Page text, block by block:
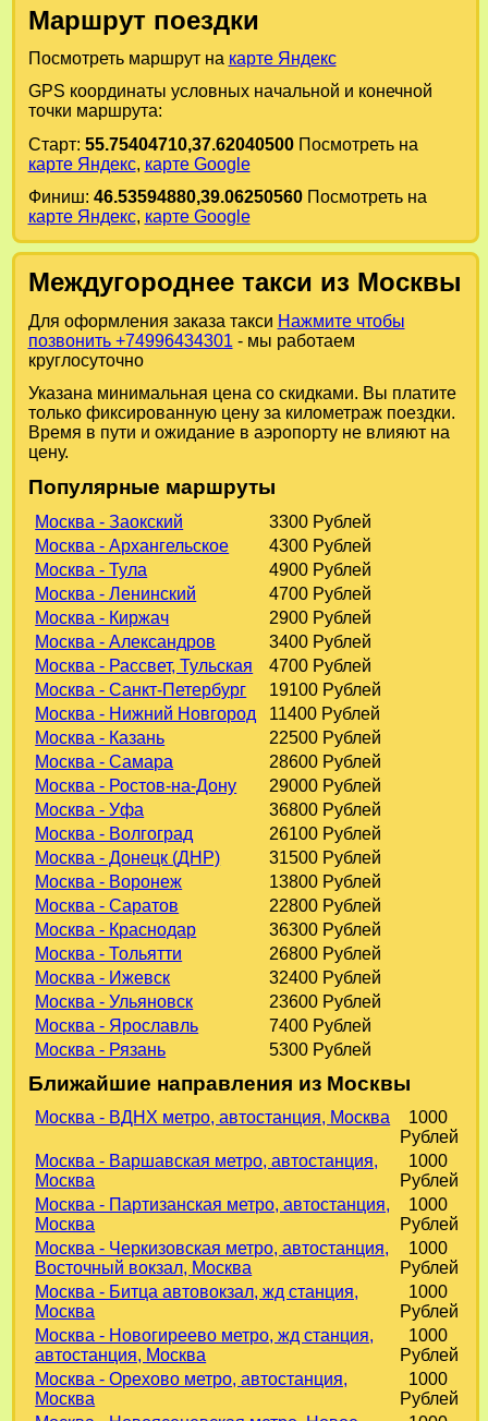
Маршрут поездки
Посмотреть маршрут на карте Яндекс
GPS координаты условных начальной и конечной
точки маршрута:
Старт: 55.75404710,37.62040500Посмотреть на
карте Яндекс, карте Google
Финиш: 46.53594880,39.06250560Посмотреть на
карте Яндекс, карте Google
Междугороднее такси из Москвы
Для оформления заказа такси Нажмите чтобы
позвонить +74996434301 - мы работаем
круглосуточно
Указана минимальная цена со скидками. Вы платите
только фиксированную цену за километраж поездки.
Время в пути и ожидание в аэропорту не влияют на
цену.
Популярные маршруты
Москва - Заокский
3300 Рублей
Москва - Архангельское
4300 Рублей
Москва - Тула
4900 Рублей
Москва - Ленинский
4700 Рублей
Москва - Киржач
2900 Рублей
Москва - Александров
3400 Рублей
Москва - Рассвет, Тульская
4700 Рублей
Москва - Санкт-Петербург
19100 Рублей
Москва - Нижний Новгород
11400 Рублей
Москва - Казань
22500 Рублей
Москва - Самара
28600 Рублей
Москва - Ростов-на-Дону
29000 Рублей
Москва - Уфа
36800 Рублей
Москва - Волгоград
26100 Рублей
Москва - Донецк (ДНР)
31500 Рублей
Москва - Воронеж
13800 Рублей
Москва - Саратов
22800 Рублей
Москва - Краснодар
36300 Рублей
Москва - Тольятти
26800 Рублей
Москва - Ижевск
32400 Рублей
Москва - Ульяновск
23600 Рублей
Москва - Ярославль
7400 Рублей
Москва - Рязань
5300 Рублей
Ближайшие направления из Москвы
Москва - ВДНХ метро, автостанция, Москва
1000
Рублей
Москва - Варшавская метро, автостанция,
Москва
1000
Рублей
Москва - Партизанская метро, автостанция,
Москва
1000
Рублей
Москва - Черкизовская метро, автостанция,
Восточный вокзал, Москва
1000
Рублей
Москва - Битца автовокзал, жд станция,
Москва
1000
Рублей
Москва - Новогиреево метро, жд станция,
автостанция, Москва
1000
Рублей
Москва - Орехово метро, автостанция,
Москва
1000
Рублей